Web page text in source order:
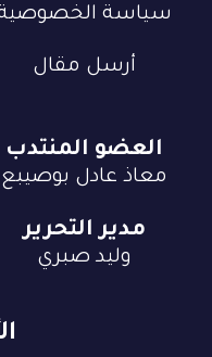
سياسة
أرسل مقال
العضو المنتدب
معاذ عادل بوصيبع
مدير التحرير
وليد صبري